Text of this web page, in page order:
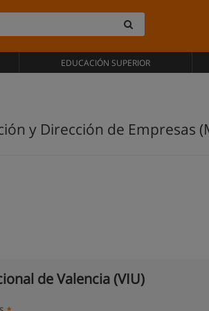
EDUCACIÓN SUPERIOR
y Dirección de Empresas
de Valencia (VIU)